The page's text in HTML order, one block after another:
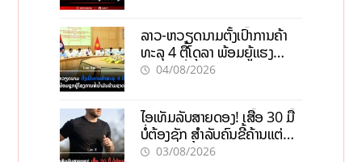
ລາວ-ຫວຽດນາມຕັ້ງເປົ້າການຄ້າ
ທະລຸ 4 ຕື້ໂດລາ ພ້ອມຍູ້ແຮງ
ໂຄງການທໍ່ນໍ້າມັນຂ້າມຊາດ
04/08/2026
ໄອເທັມລັບສາຍດອງ! ເສື້ອ 30 ມື້
ບໍ່ຕ້ອງຊັກ ສຳລັບຄົນຂີ້ຄ້ານແຕ່
ຢ້ານເໝັນສົ້ມ
03/08/2026